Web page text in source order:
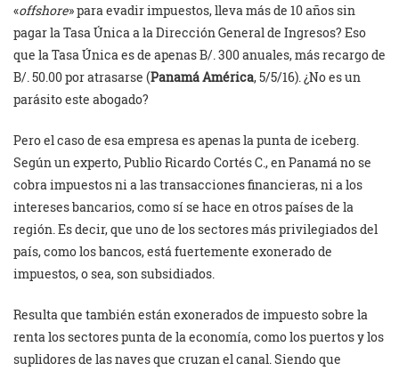
«offshore» para evadir impuestos, lleva más de 10 años sin
pagar la Tasa Única a la Dirección General de Ingresos? Eso
que la Tasa Única es de apenas B/. 300 anuales, más recargo de
B/. 50.00 por atrasarse (Panamá América, 5/5/16). ¿No es un
parásito este abogado?
Pero el caso de esa empresa es apenas la punta de iceberg.
Según un experto, Publio Ricardo Cortés C., en Panamá no se
cobra impuestos ni a las transacciones financieras, ni a los
intereses bancarios, como sí se hace en otros países de la
región. Es decir, que uno de los sectores más privilegiados del
país, como los bancos, está fuertemente exonerado de
impuestos, o sea, son subsidiados.
Resulta que también están exonerados de impuesto sobre la
renta los sectores punta de la economía, como los puertos y los
suplidores de las naves que cruzan el canal. Siendo que